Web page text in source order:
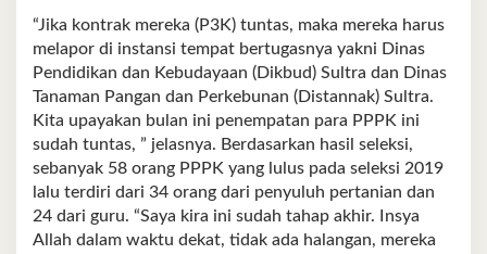
“Jika kontrak mereka (P3K) tuntas, maka mereka harus
melapor di instansi tempat bertugasnya yakni Dinas
Pendidikan dan Kebudayaan (Dikbud) Sultra dan Dinas
Tanaman Pangan dan Perkebunan (Distannak) Sultra.
Kita upayakan bulan ini penempatan para PPPK ini
sudah tuntas, ” jelasnya. Berdasarkan hasil seleksi,
sebanyak 58 orang PPPK yang lulus pada seleksi 2019
lalu terdiri dari 34 orang dari penyuluh pertanian dan
24 dari guru. “Saya kira ini sudah tahap akhir. Insya
Allah dalam waktu dekat, tidak ada halangan, mereka